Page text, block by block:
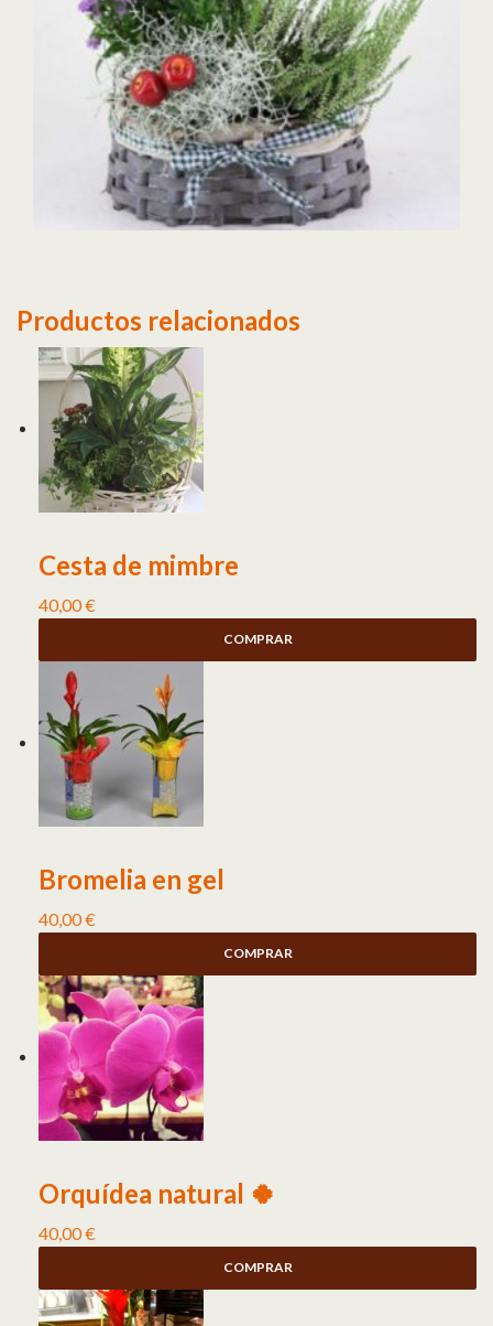
Productos relacionados
Cesta de mimbre
40,00€
COMPRAR
Bromelia en gel
40,00€
COMPRAR
Orquídea natural 🍀
40,00€
COMPRAR